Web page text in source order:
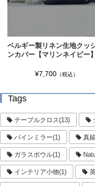
ベルギー製リネン生地クッ
ンカバー【マリンネイビー】
¥7,700 （税込）
Tags
テーブルクロス(13)
パインミラー(1) 真
ガラスボウル(1)
インテリア小物(1)